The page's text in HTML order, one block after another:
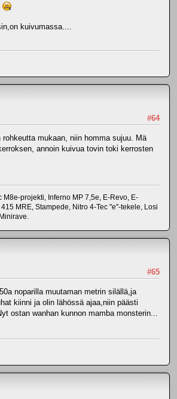
kuivumassa....
#64
rohkeutta mukaan, niin homma sujuu. Mä
annoin kuivua tovin toki kerrosten
M8e-projekti, Inferno MP 7,5e, E-Revo, E-
MRE, Stampede, Nitro 4-Tec "e"-tekele, Losi
#65
noparilla muutaman metrin silällä,ja
kiinni ja olin lähössä ajaa,niin päästi
ostan wanhan kunnon mamba monsterin...